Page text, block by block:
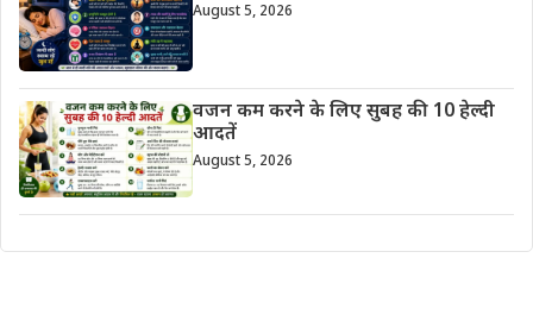
August 5, 2026
वजन कम करने के लिए सुबह की 10 हेल्दी
आदतें
August 5, 2026